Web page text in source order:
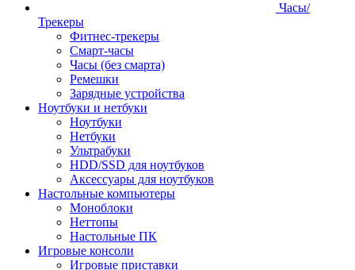
Часы/
Трекеры
Фитнес-трекеры
Смарт-часы
Часы (без смарта)
Ремешки
Зарядные устройства
Ноутбуки и нетбуки
Ноутбуки
Нетбуки
Ультрабуки
HDD/SSD для ноутбуков
Аксессуары для ноутбуков
Настольные компьютеры
Моноблоки
Неттопы
Настольные ПК
Игровые консоли
Игровые приставки